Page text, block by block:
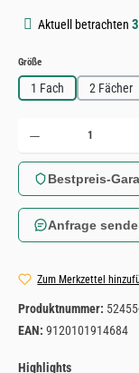
Aktuell betrachten3
Größeauswählen
1 Fach 2 Fächer
Produkt Anzahl: Gib den
Bestpreis-
Anfrage
Zum Merkzettel
Produktnummer:
EAN: 9120101914684
Highlights